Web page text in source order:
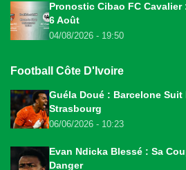
Pronostic Cibao FC Cavalier
6 Août
04/08/2026 - 19:50
Football Côte D'Ivoire
Guéla Doué : Barcelone
Strasbourg
06/06/2026 - 10:23
Evan Ndicka Blessé : Sa
Danger